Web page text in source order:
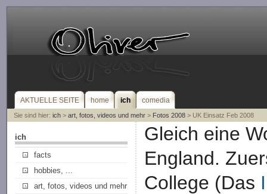
AKTUELLE SEITE home ich comedia
Sie sind hier: ich> art, fotos, videos und mehr> Fotos 2008> UK Einsatz Feb 2008
ich
facts
hobbies, ...
art, fotos, videos und mehr
Gleich eine
England.
College (Das